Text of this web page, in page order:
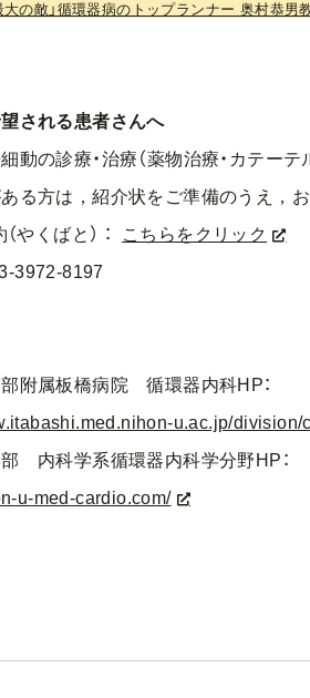
大の敵」循環器病のトップランナー 奥村恭男
される患者さんへ
の診療・治療（薬物治療・カテーテ
る方は，紹介状をご準備のうえ，
やくばと） ：
こちらをクリック
3972-8197
属板橋病院 循環器内科HP：
u.ac.jp/division/
内科学系循環器内科学分野HP：
u-med-cardio.com/